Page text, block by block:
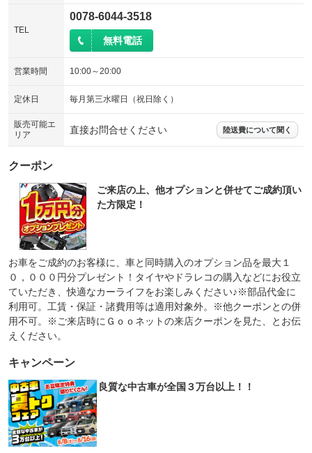
TEL
0078-6044-3518
無料電話
営業時間 10:00～20:00
定休日 毎月第三水曜日（祝日除く）
販売可能エ
リア
直接お問合せください 陸送費について聞く
クーポン
ご来店の上、他オプションと併せてご成約頂い
た方限定！
お車をご成約のお客様に、車と同時購入のオプション品を最大１
０，０００円分プレゼント！タイヤやドラレコの購入などにお役立
ていただき、快適なカーライフをお楽しみください♪※部品代金に
利用可。工賃・保証・諸費用等は適用対象外。※他クーポンとの併
用不可。※ご来店時にＧｏｏネットの来店クーポンを見た、とお伝
えください。
キャンペーン
良質な中古車が全国３万台以上！！